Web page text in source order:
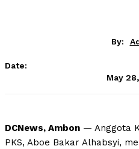
By:
Date:
May
DCNews, Ambon — Anggota
PKS, Aboe Bakar Alhabsyi,